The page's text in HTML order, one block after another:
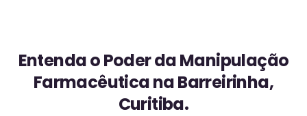
Entenda o Poder da Manipulação
Farmacêutica na Barreirinha,
Curitiba.